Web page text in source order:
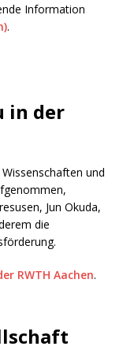
Information
.
in der
und
Jun Okuda,
die
RWTH Aachen.